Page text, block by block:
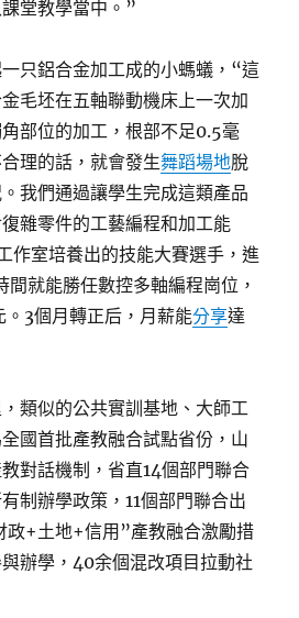
堂教學當中。”
只鋁合金加工成的小螞蟻，“這
毛坯在五軸聯動機床上一次加
部位的加工，根部不足0.5毫
理的話，就會發生舞蹈場地脫
我們通過讓學生完成這類產品
雜零件的工藝編程和加工能
作室培養出的技能大賽選手，進
間就能勝任數控多軸編程崗位，
。3個月轉正后，月薪能分享達
類似的公共實訓基地、大師工
國首批產教融合試點省份，山
對話機制，省直14個部門聯合
制辦學政策，11個部門聯合出
政+土地+信用”產教融合激勵措
辦學，40余個混改項目拉動社